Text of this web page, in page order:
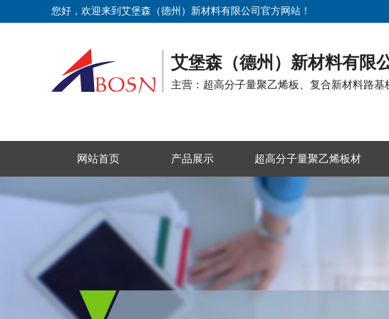
您好，欢迎来到艾堡森（德州）新材料有限公司官方网站！
艾堡森（德州）新材料有限
主营：超高分子量聚乙烯板、复合新材料路基
网站首页 产品展示 超高分子量聚乙烯板材